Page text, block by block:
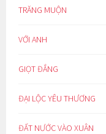
TRĂNG MUỘN
VỚI ANH
GIỌT ĐẮNG
ĐẠI LỘC YÊU THƯƠNG
ĐẤT NƯỚC VÀO XUÂN